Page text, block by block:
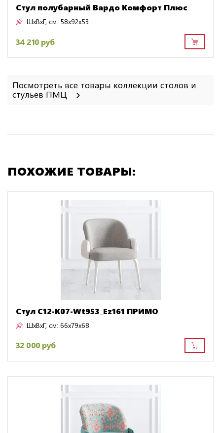
Стул полубарный Вардо Комфорт Плюс
ШxВxГ, см: 58x92x53
34 210 руб
Посмотреть все товары коллекции столов и
стульев ПМЦ
ПОХОЖИЕ ТОВАРЫ:
Стул C12-K07-Wt953_Ez161 ПРИМО
ШxВxГ, см: 66x79x68
32 000 руб